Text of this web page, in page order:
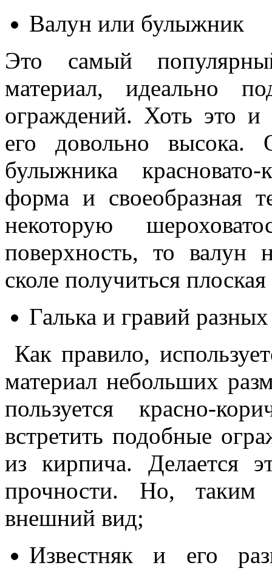
Валун или булыжник
Это самый
материал, идеально
ограждений. Хоть это и
его довольно высока.
булыжника
форма и своеобразная
некоторую
поверхность, то валун
сколе получиться
Галька и гравий
Как правило,
материал небольших
пользуется красно-
встретить подобные
из кирпича. Делается
прочности. Но, таким
внешний вид;
Известняк
и его